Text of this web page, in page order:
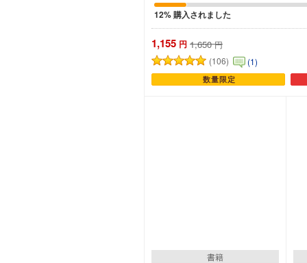
12% 購入されました
1,155 円 1,650 円
(106)
(1)
数量限定 カートに
書籍